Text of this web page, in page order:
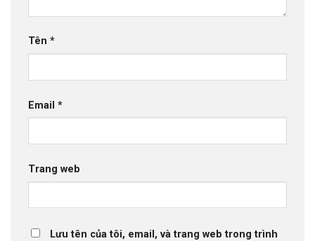
Tên *
Email *
Trang web
Lưu tên của tôi, email, và trang web trong trình